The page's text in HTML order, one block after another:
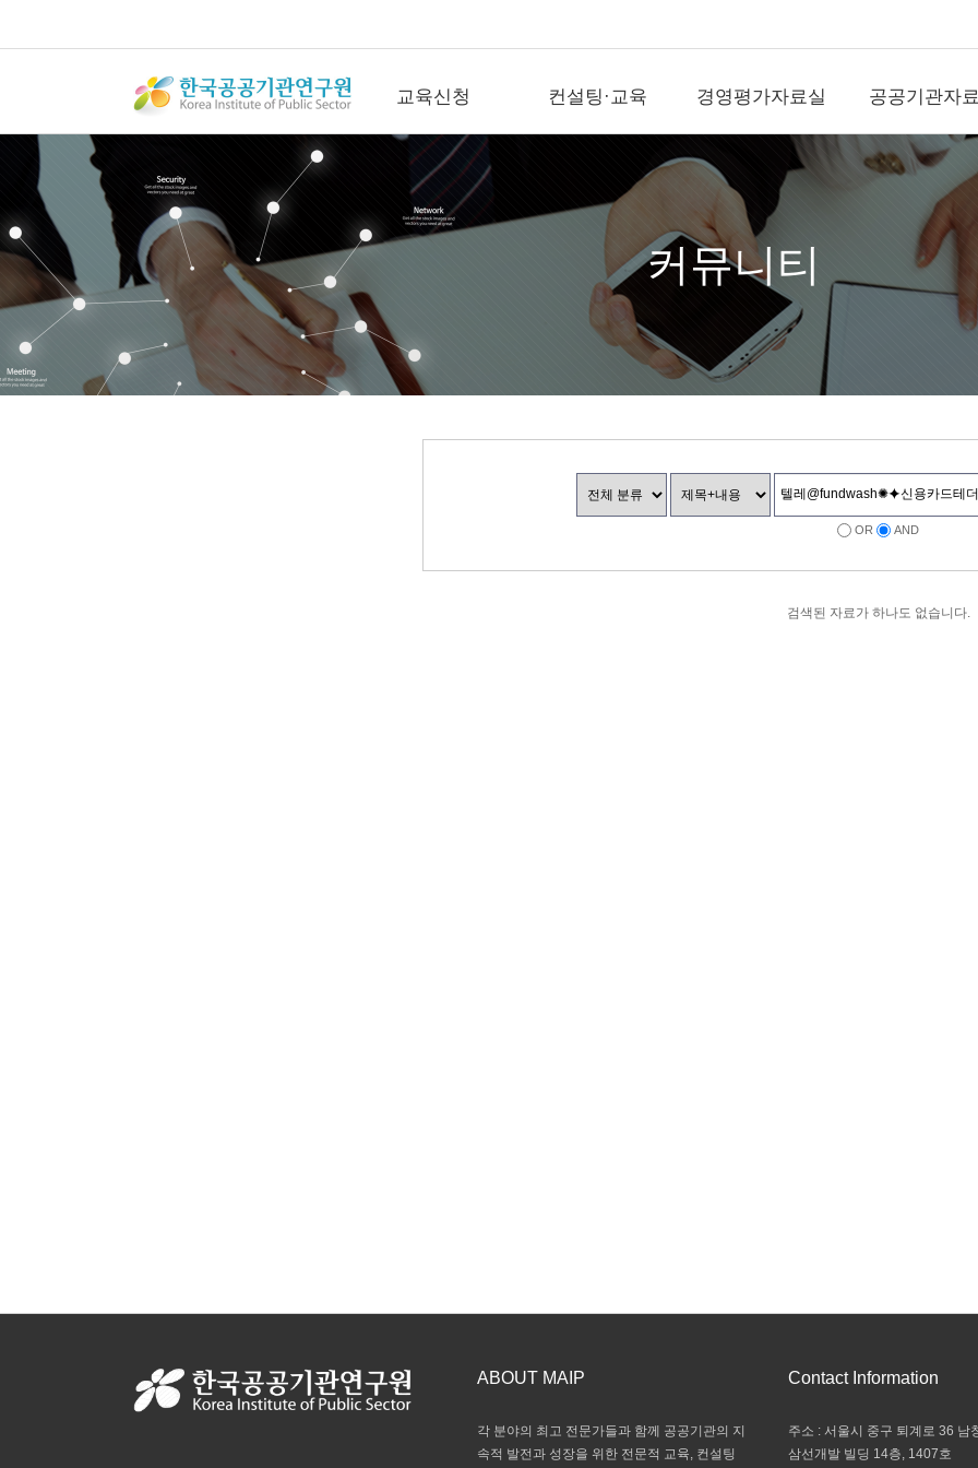
교육신청 컨설팅·교육 경영평가자료실 공공기관자
교육신청
공개교육신청
컨퍼런스신청
직무관리사(SME)신
연간회원신청
수강후기
갤러리
문의
직무전문가(SME)자
경평교수섭외
전문교육위탁(워크
경영평가/자문
지표개발/개선
전략수립/경영ESG
경영평가자료실
국가공공기관평가
기타공공기관평가
지방공기업평가
출자출연기관평가
역대평가위원
공공
공공기관뉴
국가기관자
지방기관자
공공정보
영상/사진
커뮤니티
OR AND
검색된 자료가 하나도 없습니다.
ABOUT MAIP Contact Information
각 분야의 최고 전문가들과 함께 공공기관의 지
속적 발전과 성장을 위한 전문적 교육, 컨설팅
주소 : 서울시 중구 퇴계로 36 남
삼선개발 빌딩 14층, 1407호